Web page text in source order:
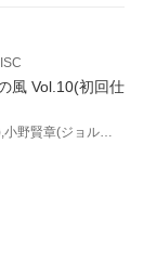
風 Vol.10(初回仕
岸田隆宏(キャラクターデザイン),小野賢章(ジョルノ・バァーナ),中村悠一(ブローノ・ブチャラティ),諏訪部順一(レオーネ・アバッキオ),菅野祐悟(音楽)